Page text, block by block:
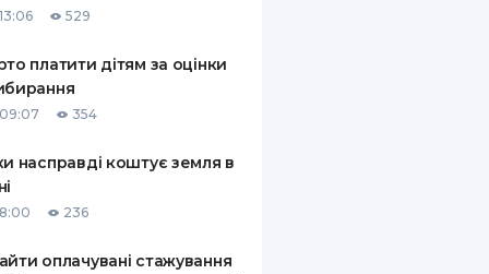
ПОЛІСИ
СТРАХОВІ
І ОПЛАТА
529
платити дітям за оцінки
354
насправді коштує земля в
236
оплачувані стажування